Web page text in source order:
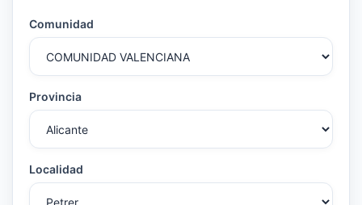
Comunidad
Provincia
Localidad